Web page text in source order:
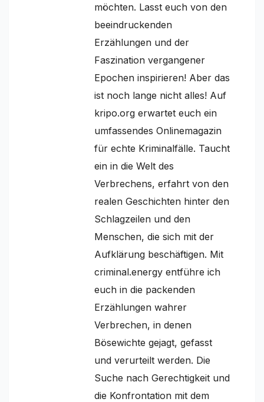
möchten. Lasst euch von den
beeindruckenden
Erzählungen und der
Faszination vergangener
Epochen inspirieren! Aber das
ist noch lange nicht alles! Auf
kripo.org erwartet euch ein
umfassendes Onlinemagazin
für echte Kriminalfälle. Taucht
ein in die Welt des
Verbrechens, erfahrt von den
realen Geschichten hinter den
Schlagzeilen und den
Menschen, die sich mit der
Aufklärung beschäftigen. Mit
criminal.energy entführe ich
euch in die packenden
Erzählungen wahrer
Verbrechen, in denen
Bösewichte gejagt, gefasst
und verurteilt werden. Die
Suche nach Gerechtigkeit und
die Konfrontation mit dem